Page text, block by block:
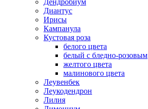
Дендробиум
Диантус
Ирисы
Кампанула
Кустовая роза
белого цвета
белый с бледно-розовым
желтого цвета
малинового цвета
Леувенбек
Леукодендрон
Лилия